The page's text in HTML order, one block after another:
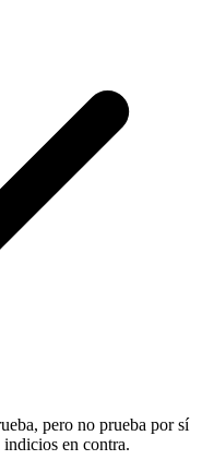
pero no prueba por sí
en contra.